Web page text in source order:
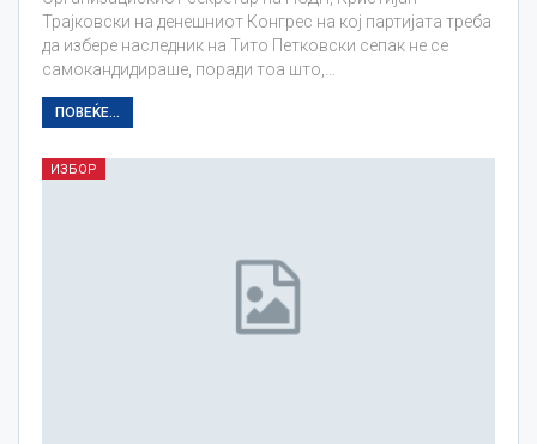
Трајковски на денешниот Конгрес на кој партијата треба
да избере наследник на Тито Петковски сепак не се
самокандидираше, поради тоа што,…
ПОВЕЌЕ...
ИЗБОР